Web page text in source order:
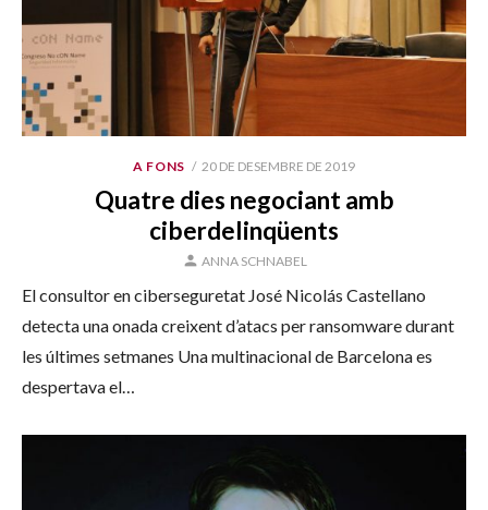
A FONS
PUBLICAT
20 DE DESEMBRE DE 2019
Quatre dies negociant amb
ciberdelinqüents
AUTOR
ANNA SCHNABEL
El consultor en ciberseguretat José Nicolás Castellano
detecta una onada creixent d’atacs per ransomware durant
les últimes setmanes Una multinacional de Barcelona es
despertava el…